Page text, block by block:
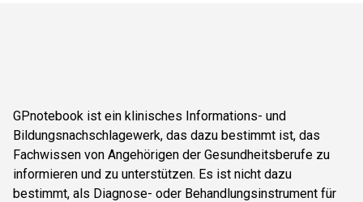
GPnotebook ist ein klinisches Informations- und
Bildungsnachschlagewerk, das dazu bestimmt ist, das
Fachwissen von Angehörigen der Gesundheitsberufe zu
informieren und zu unterstützen. Es ist nicht dazu
bestimmt, als Diagnose- oder Behandlungsinstrument für